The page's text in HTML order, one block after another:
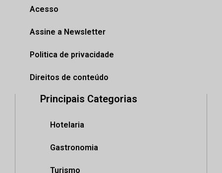
Acesso
Assine a Newsletter
Politica de privacidade
Direitos de conteúdo
Principais Categorias
Hotelaria
Gastronomia
Turismo